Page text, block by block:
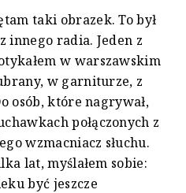
taki obrazek. To był
innego radia. Jeden z
w warszawskim
w garniturze, z
osób, które nagrywał,
połączonych z
wzmacniacz słuchu.
lat, myślałem sobie:
być jeszcze